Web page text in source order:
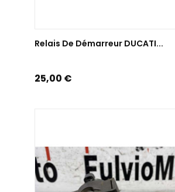
Relais De Démarreur DUCATI...
Prix
25,00 €